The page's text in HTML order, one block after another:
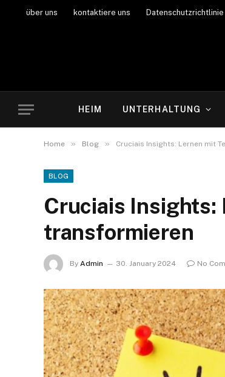
über uns kontaktiere uns Datenschutzrichtlinie
HEIM UNTERHALTUNG
Home » Blog » Cruciais Insights: Lernen mit
BLOG
Cruciais Insights:
transformieren
By Admin 30. January 2024 No